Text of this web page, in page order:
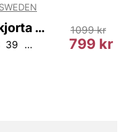
Oscar Skjorta 6363 Slim
39 40 799 kr
1099 kr